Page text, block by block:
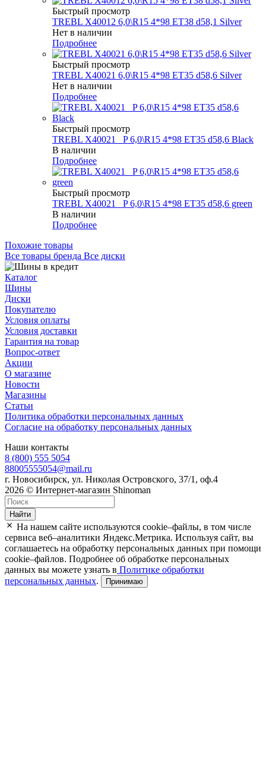
Быстрый просмотр
TREBL X40012 6,0\R15 4*98 ET38 d58,1 Silver
Нет в наличии
Подробнее
Быстрый просмотр
TREBL X40021 6,0\R15 4*98 ET35 d58,6 Silver
Нет в наличии
Подробнее
Быстрый просмотр
TREBL X40021 _P 6,0\R15 4*98 ET35 d58,6 Black
В наличии
Подробнее
Быстрый просмотр
TREBL X40021 _P 6,0\R15 4*98 ET35 d58,6 green
В наличии
Подробнее
Похожие товары
Все товары бренда Все диски
Каталог
Шины
Диски
Покупателю
Условия оплаты
Условия доставки
Гарантия на товар
Вопрос-ответ
Акции
О магазине
Новости
Магазины
Статьи
Политика обработки персональных данных
Согласие на обработку персональных данных
Наши контакты
8 (800) 555 5054
88005555054@mail.ru
г. Новосибирск, ул. Николая Островского, 37/1, оф.4
2026 © Интернет-магазин Shinoman
Найти
На нашем сайте используются cookie–файлы, в том числе
сервиса веб–аналитики Яндекс.Метрика. Используя сайт, вы
соглашаетесь на обработку персональных данных при помощи
cookie–файлов. Подробнее об обработке персональных
данных вы можете узнать в Политике обработки
персональных данных. Принимаю